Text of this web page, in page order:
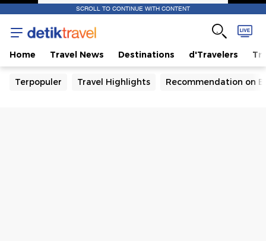
SCROLL TO CONTINUE WITH CONTENT
Home Travel News Destinations d'Travelers
Terpopuler Travel Highlights Recommendation on